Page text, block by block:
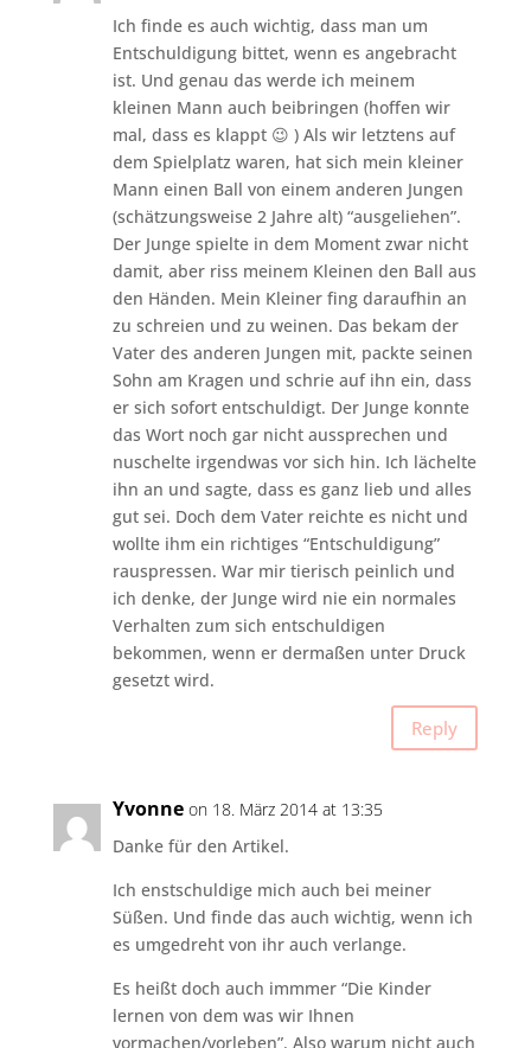
Ich finde es auch wichtig, dass man um
Entschuldigung bittet, wenn es angebracht
ist. Und genau das werde ich meinem
kleinen Mann auch beibringen (hoffen wir
mal, dass es klappt 😉 ) Als wir letztens auf
dem Spielplatz waren, hat sich mein kleiner
Mann einen Ball von einem anderen Jungen
(schätzungsweise 2 Jahre alt) “ausgeliehen”.
Der Junge spielte in dem Moment zwar nicht
damit, aber riss meinem Kleinen den Ball aus
den Händen. Mein Kleiner fing daraufhin an
zu schreien und zu weinen. Das bekam der
Vater des anderen Jungen mit, packte seinen
Sohn am Kragen und schrie auf ihn ein, dass
er sich sofort entschuldigt. Der Junge konnte
das Wort noch gar nicht aussprechen und
nuschelte irgendwas vor sich hin. Ich lächelte
ihn an und sagte, dass es ganz lieb und alles
gut sei. Doch dem Vater reichte es nicht und
wollte ihm ein richtiges “Entschuldigung”
rauspressen. War mir tierisch peinlich und
ich denke, der Junge wird nie ein normales
Verhalten zum sich entschuldigen
bekommen, wenn er dermaßen unter Druck
gesetzt wird.
Reply
Yvonne on 18. März 2014 at 13:35
Danke für den Artikel.
Ich enstschuldige mich auch bei meiner
Süßen. Und finde das auch wichtig, wenn ich
es umgedreht von ihr auch verlange.
Es heißt doch auch immmer “Die Kinder
lernen von dem was wir Ihnen
vormachen/vorleben”. Also warum nicht auch